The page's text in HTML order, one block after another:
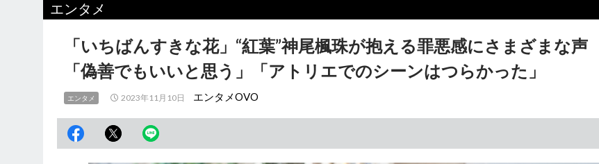
エンタメ
「いちばんすきな花」“紅葉”神尾楓珠が抱える罪悪感にさまざまな声
「偽善でもいいと思う」「アトリエでのシーンはつらかった」
エンタメ 2023年11月10日 エンタメOVO